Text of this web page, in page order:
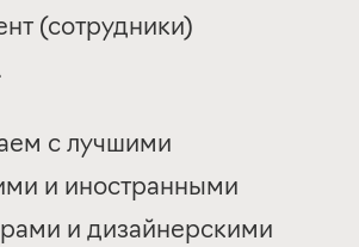
(сотрудники)
с лучшими
и иностранными
и дизайнерскими